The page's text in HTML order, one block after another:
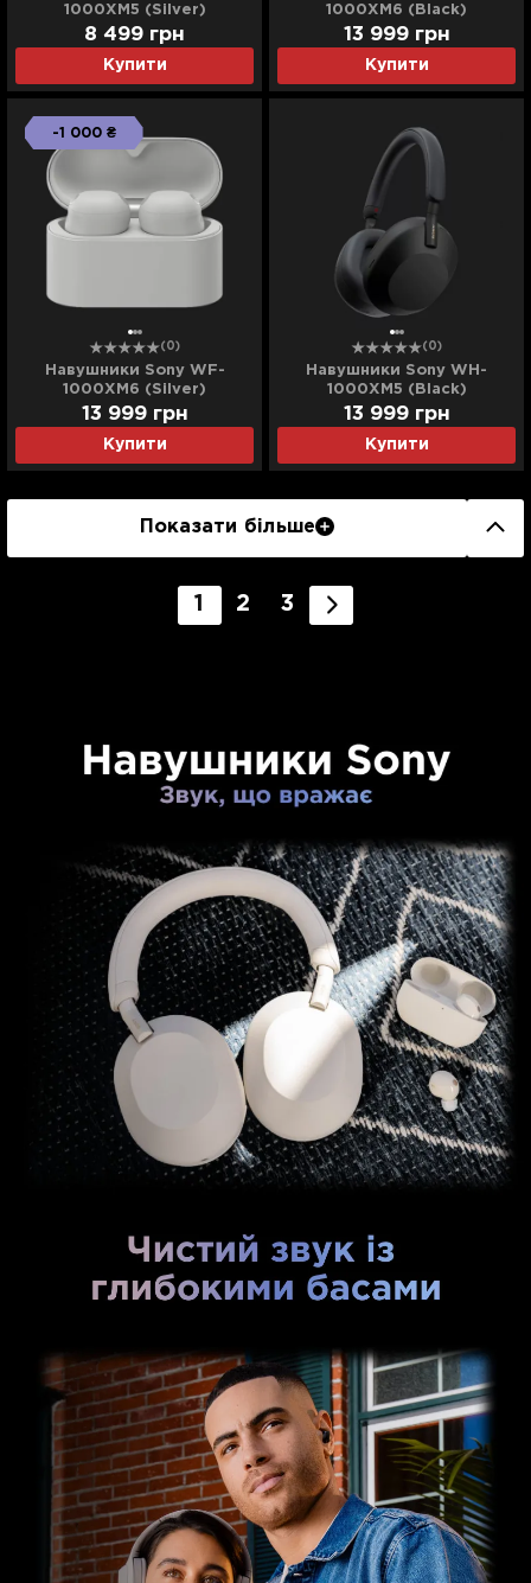
1000XM5 (Silver)
(WF1000XM5S.CE7) (EU)
Купити
8 499 грн
1000XM6 (Black)
(WF1000XM6B.CE7)
Купити
13 999 грн
-1 000 ₴
(0)
Навушники Sony WF-
1000XM6 (Silver)
(WF1000XM6S.CE7)
Купити
13 999 грн
(0)
Навушники Sony WH-
1000XM5 (Black)
(WH1000XM5B.CE7) (UA)
Купити
13 999 грн
Показати більше
1 2 3